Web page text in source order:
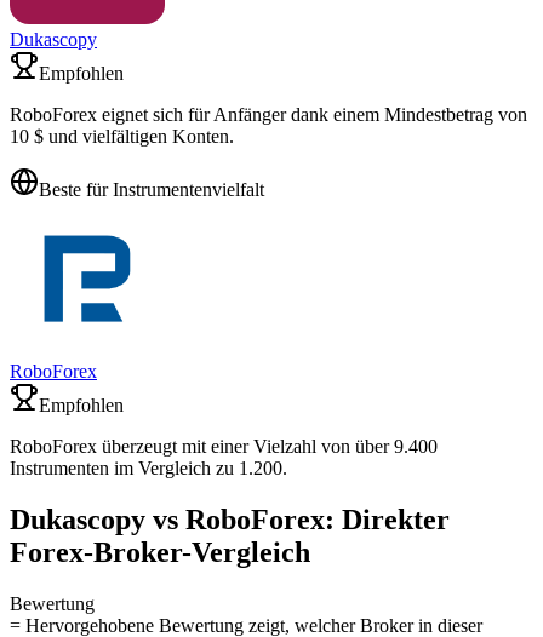
Dukascopy
Empfohlen
RoboForex eignet sich für Anfänger dank einem Mindestbetrag von
10 $ und vielfältigen Konten.
Beste für Instrumentenvielfalt
RoboForex
Empfohlen
RoboForex überzeugt mit einer Vielzahl von über 9.400
Instrumenten im Vergleich zu 1.200.
Dukascopy vs RoboForex: Direkter
Forex-Broker-Vergleich
Bewertung
= Hervorgehobene Bewertung zeigt, welcher Broker in dieser